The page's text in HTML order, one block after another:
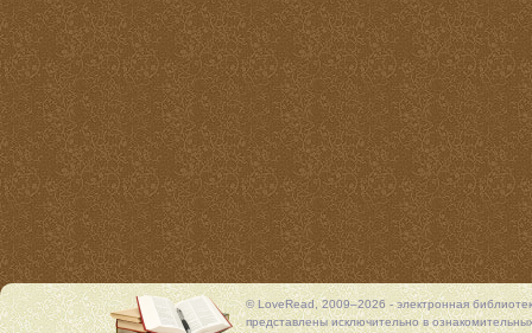
© LoveRead, 2009–2026 - электронная
представлены исключительно в